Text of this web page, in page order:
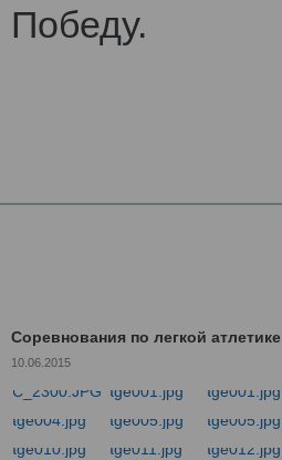
Победу.
Соревнования по легкой атлетике
10.06.2015